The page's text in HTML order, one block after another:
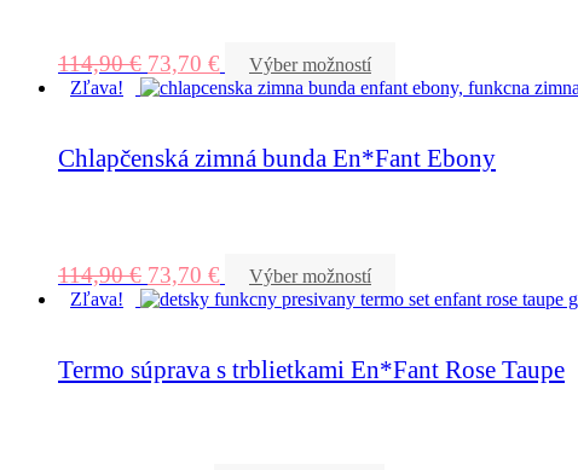
114,90€ 73,70 €
Výber možností
Zľava!
Chlapčenská zimná bunda En*Fant Ebony
114,90€ 73,70 €
Výber možností
Zľava!
Termo súprava s trblietkami En*Fant Rose Taupe